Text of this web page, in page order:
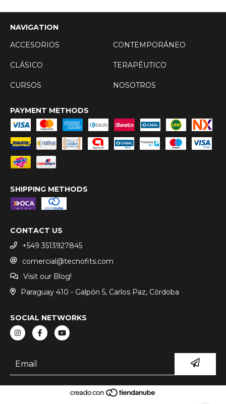
NAVIGATION
ACCESORIOS
CONTEMPORÁNEO
CLÁSICO TERAPÉUTICO
CURSOS NOSOTROS
PAYMENT METHODS
SHIPPING METHODS
CONTACT US
+549 3513927845
comercial@tecnofits.com
Visit our Blog!
Paraguay 410 - Galpón 5, Carlos Paz, Córdoba
SOCIAL NETWORKS